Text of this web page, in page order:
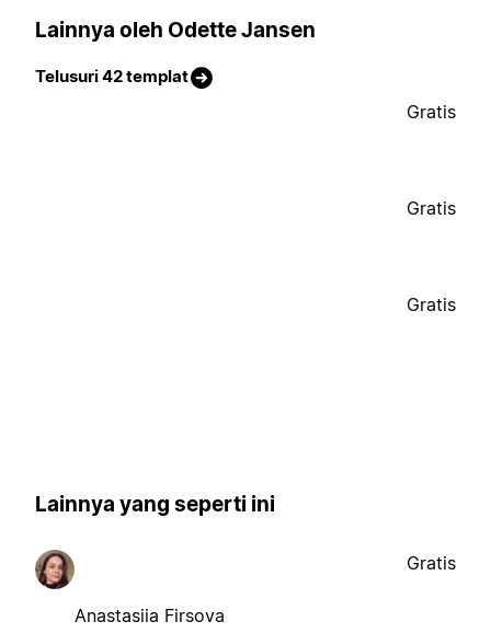
Lainnya oleh Odette Jansen
Telusuri 42 templat
Gratis
Gratis
Gratis
Lainnya yang seperti ini
Anastasiia Firsova
Gratis